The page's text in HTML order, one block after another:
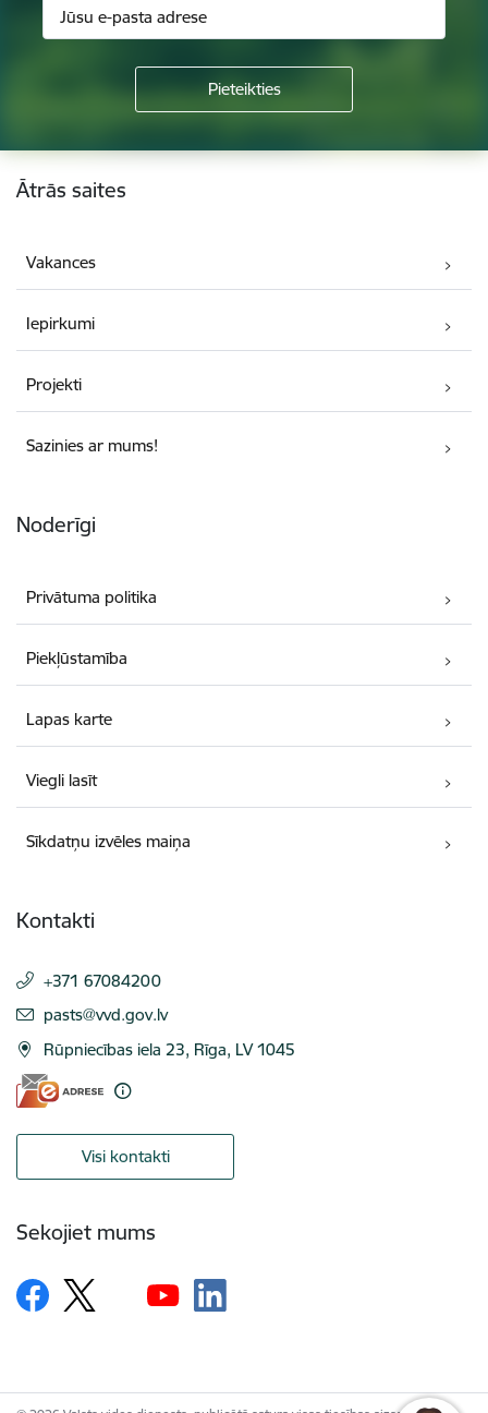
Kājene
Ātrās saites
Vakances
Iepirkumi
Projekti
Sazinies ar mums!
Noderīgi
Privātuma politika
Piekļūstamība
Lapas karte
Viegli lasīt
Sīkdatņu izvēles maiņa
Kontakti
+371 67084200
E-pasts:
pasts@vvd.gov.lv
Rūpniecības iela 23, Rīga, LV 1045
Visi kontakti
Sekojiet mums